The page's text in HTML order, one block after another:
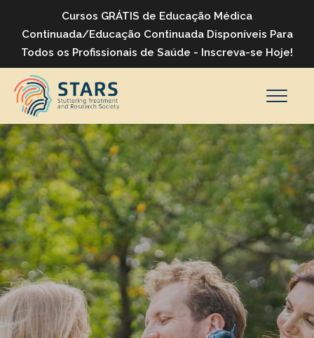
Cursos GRÁTIS de Educação Médica
Continuada/Educação Continuada Disponíveis Para
Todos os Profissionais de Saúde - Inscreva-se Hoje!